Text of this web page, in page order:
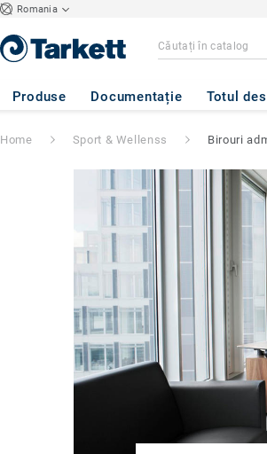
Romania
Produse Documentație Totul
Home Sport & Wellenss Birouri